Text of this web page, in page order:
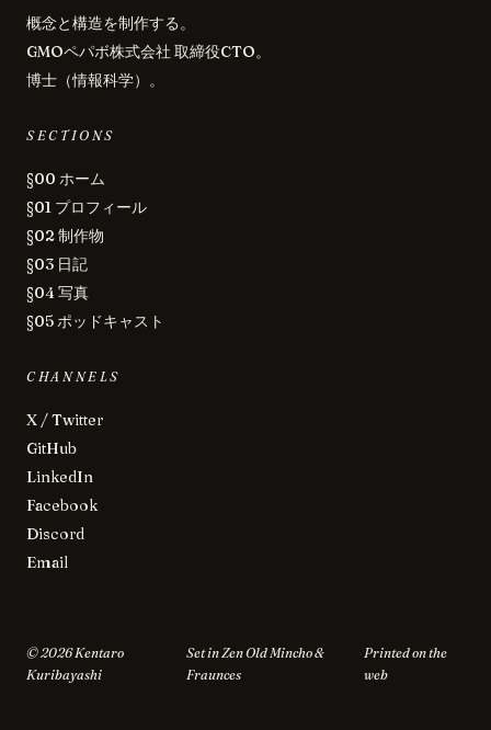
概念と構造を制作する。
GMOペパボ株式会社 取締役CTO。
博士（情報科学）。
SECTIONS
§00 ホーム
§01 プロフィール
§02 制作物
§03 日記
§04 写真
§05 ポッドキャスト
CHANNELS
X / Twitter
GitHub
LinkedIn
Facebook
Discord
Email
©2026Kentaro
Kuribayashi
Set in Zen Old Mincho &
Fraunces
Printed on the
web